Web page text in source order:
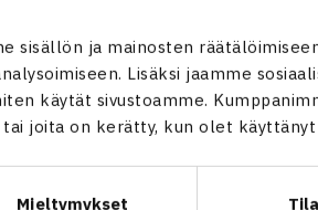
sisällön ja mainosten
Lisäksi jaamme
käytät sivustoamme.
joita on kerätty, kun olet käyttänyt
Mieltymykset